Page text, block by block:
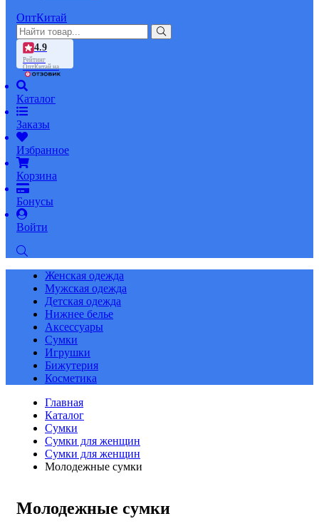
ОптКитай
4.9
Рейтинг
ОптКитай на
Каталог
Заказы
Избранное
Корзина
Бонусы
Войти
Женская одежда
Мужская одежда
Детская одежда
Нижнее белье
Аксессуары
Сумки
Игрушки
Бижутерия
Косметика
Главная
Каталог
Сумки
Сумки для женщин
Сумки для женщин
Молодежные сумки
Молодежные сумки